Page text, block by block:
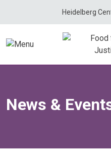
Heidelberg
News &